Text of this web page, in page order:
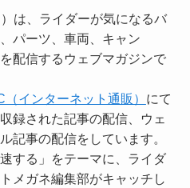
は、ライダーが気になるバ
パーツ、車両、キャン
配信するウェブマガジンで
インターネット通販） にて
録された記事の配信、ウェ
記事の配信をしています。
する」をテーマに、ライダ
メガネ編集部がキャッチし